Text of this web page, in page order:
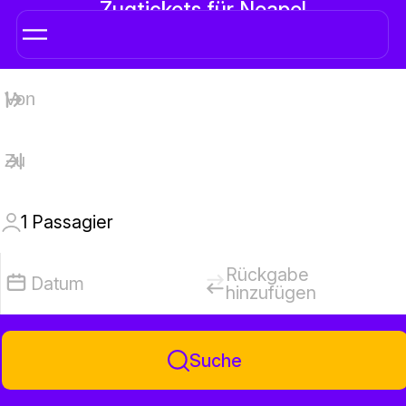
Zugtickets für Neapel
1 Passagier
Datum
Rückgabe
hinzufügen
Suche